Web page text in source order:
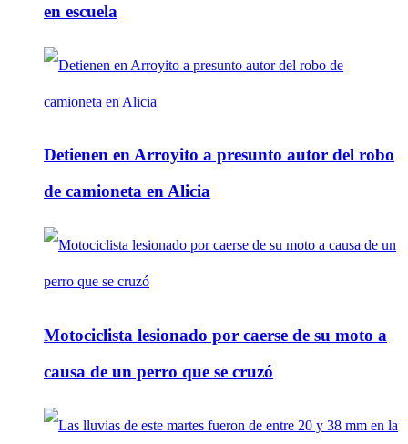
en escuela
Detienen en Arroyito a presunto autor del robo
de camioneta en Alicia
Motociclista lesionado por caerse de su moto a
causa de un perro que se cruzó